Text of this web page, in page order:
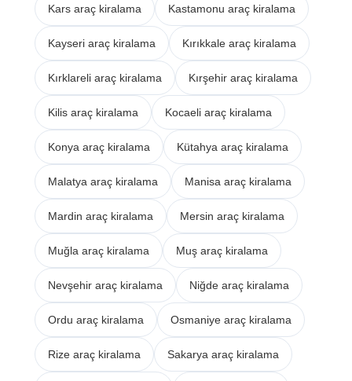
Kars araç kiralama Kastamonu araç kiralama
Kayseri araç kiralama Kırıkkale araç kiralama
Kırklareli araç kiralama Kırşehir araç kiralama
Kilis araç kiralama Kocaeli araç kiralama
Konya araç kiralama Kütahya araç kiralama
Malatya araç kiralama Manisa araç kiralama
Mardin araç kiralama Mersin araç kiralama
Muğla araç kiralama Muş araç kiralama
Nevşehir araç kiralama Niğde araç kiralama
Ordu araç kiralama Osmaniye araç kiralama
Rize araç kiralama Sakarya araç kiralama